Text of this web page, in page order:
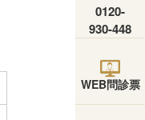
0120-
930-448
WEB問診票